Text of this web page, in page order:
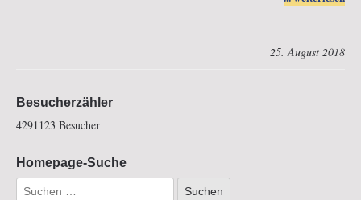
25. August 2018
Initiative AW3P:
Besucherzähler
4291123 Besucher
Homepage-Suche